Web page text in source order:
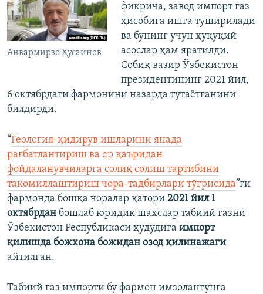
Анвармирзо Ҳусаинов
фикрича, завод импорт газ
ҳисобига ишга туширилади
ва бунинг учун ҳуқуқий
асослар ҳам яратилди.
Собиқ вазир Ўзбекистон
президентининг 2021 йил,
6 октябрдаги фармонини назарда тутаётганини
билдирди.
“Геология-қидирув ишларини янада
рағбатлантириш ва ер қаъридан
фойдаланувчиларга солиқ солиш тартибини
такомиллаштириш чора-тадбирлари тўғрисида”ги
фармонда бошқа чоралар қатори 2021 йил 1
октябрдан бошлаб юридик шахслар табиий газни
Ўзбекистон Республикаси ҳудудига импорт
қилишда божхона божидан озод қилинажаги
айтилган.
Табиий газ импорти бу фармон имзолангунга